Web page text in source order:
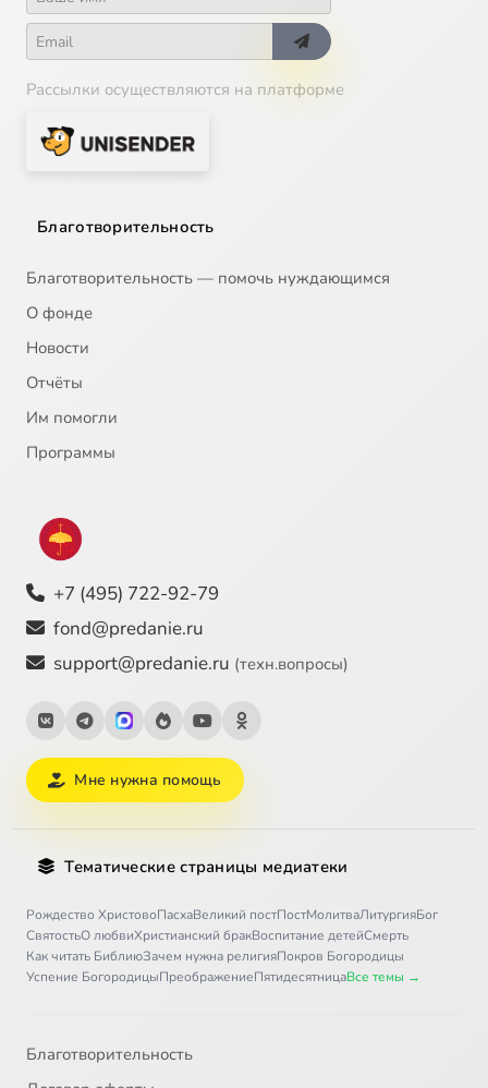
Рассылки осуществляются на платформе
Благотворительность
Благотворительность — помочь нуждающимся
О фонде
Новости
Отчёты
Им помогли
Программы
+7 (495) 722-92-79
fond@predanie.ru
support@predanie.ru (техн.вопросы)
Мне нужна помощь
Тематические страницы медиатеки
Рождество ХристовоПасхаВеликий постПостМолитваЛитургияБог
СвятостьО любвиХристианский бракВоспитание детейСмерть
Как читать БиблиюЗачем нужна религияПокров Богородицы
Успение БогородицыПреображениеПятидесятницаВсе темы →
Благотворительность